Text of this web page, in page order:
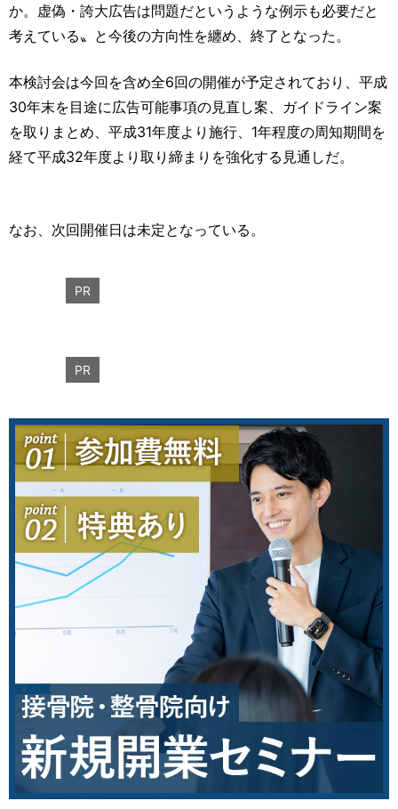
か。虚偽・誇大広告は問題だというような例示も必要だと
考えている〟と今後の方向性を纏め、終了となった。
本検討会は今回を含め全6回の開催が予定されており、平成
30年末を目途に広告可能事項の見直し案、ガイドライン案
を取りまとめ、平成31年度より施行、1年程度の周知期間を
経て平成32年度より取り締まりを強化する見通しだ。
なお、次回開催日は未定となっている。
PR
PR